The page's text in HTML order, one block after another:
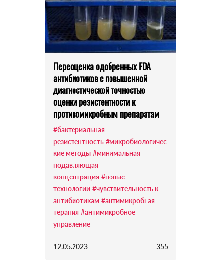
Переоценка одобренных FDA
антибиотиков с повышенной
диагностической точностью
оценки резистентности к
противомикробным препаратам
#бактериальная
резистентность #микробиологичес
кие методы #минимальная
подавляющая
концентрация #новые
технологии #чувствительность к
антибиотикам #антимикробная
терапия #антимикробное
управление
12.05.2023 355